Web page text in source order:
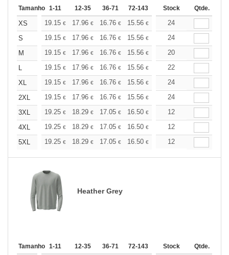
Tamanho 1-11 12-35 36-71 72-143 144-287 288 +
Stock Qtde.
XS 19.15 € 17.96 € 16.76 € 15.56 € 14.36€
24
S
19.15 € 17.96 € 16.76 € 15.56 € 14.36€
24
M
19.15 € 17.96 € 16.76 € 15.56 € 14.36€
20
L
19.15 € 17.96 € 16.76 € 15.56 € 14.36€
22
XL
19.15 € 17.96 € 16.76 € 15.56 € 14.36€
24
2XL
19.15 € 17.96 € 16.76 € 15.56 € 14.36€
24
3XL
19.25 € 18.29 € 17.05 € 16.50 € 15.68€
12
4XL
19.25 € 18.29 € 17.05 € 16.50 € 15.68€
12
5XL
19.25 € 18.29 € 17.05 € 16.50 € 15.68€
12
Heather Grey
Tamanho 1-11 12-35 36-71 72-143 144-287 288 +
Stock Qtde.